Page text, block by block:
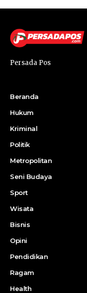
Persada Pos
Beranda
Hukum
Kriminal
Politik
Metropolitan
Seni Budaya
Sport
Wisata
Bisnis
Opini
Pendidikan
Ragam
Health